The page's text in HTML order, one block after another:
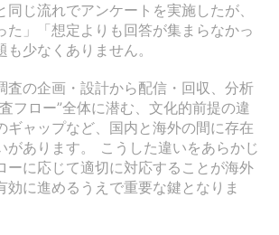
同じ流れでアンケートを実施したが、
た」「想定よりも回答が集まらなかっ
少なくありません。
査の企画・設計から配信・回収、分析
フロー”全体に潜む、文化的前提の違
ギャップなど、国内と海外の間に存在
があります。 こうした違いをあらかじ
ーに応じて適切に対応することが海外
効に進めるうえで重要な鍵となりま